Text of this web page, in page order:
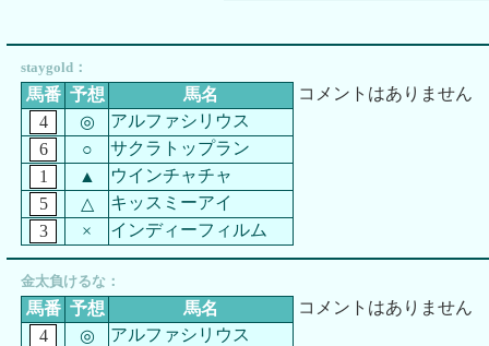
staygold：
馬番 予想
馬名
4
◎
アルファシリウス
6
○
サクラトップラン
1
▲
ウインチャチャ
5
△
キッスミーアイ
3
× インディーフィルム
コメントはありません
金太負けるな：
馬番 予想
馬名
4
◎
アルファシリウス
コメントはありません